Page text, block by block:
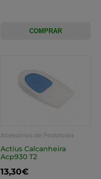
COMPRAR
Acessórios de Podologia
Actius Calcanheira
Acp930 T2
13,30€